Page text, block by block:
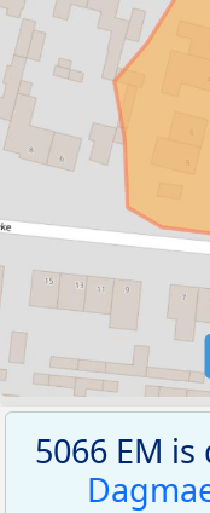
5066 EM